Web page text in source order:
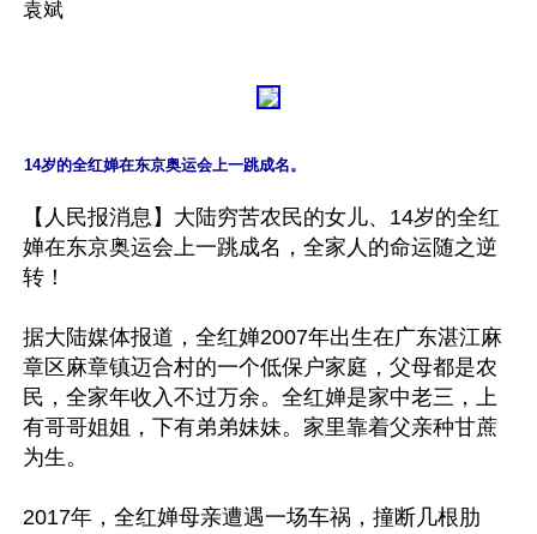
袁斌
14岁的全红婵在东京奥运会上一跳成名。
【人民报消息】大陆穷苦农民的女儿、14岁的全红
婵在东京奥运会上一跳成名，全家人的命运随之逆
转！
据大陆媒体报道，全红婵2007年出生在广东湛江麻
章区麻章镇迈合村的一个低保户家庭，父母都是农
民，全家年收入不过万余。全红婵是家中老三，上
有哥哥姐姐，下有弟弟妹妹。家里靠着父亲种甘蔗
为生。
2017年，全红婵母亲遭遇一场车祸，撞断几根肋